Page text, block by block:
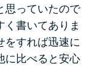
思っていたので
く書いてありま
をすれば迅速に
に比べると安心